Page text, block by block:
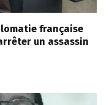
française
un assassin